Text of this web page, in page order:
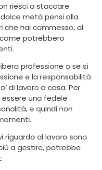
riesci a staccare.
metà pensi alla
che hai commesso, al
potrebbero
professione o se si
e la responsabilità
di lavoro a casa. Per
una fedele
e quindi non
riguardo al lavoro sono
a gestire, potrebbe